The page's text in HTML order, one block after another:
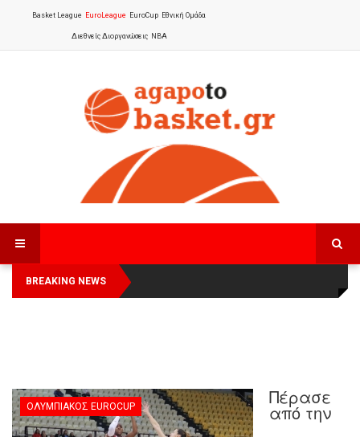
Basket League EuroLeague EuroCup Εθνική Ομάδα
Διεθνείς Διοργανώσεις NBA
BREAKING NEWS
Οι Πάνθηρες Καβάλας στην Women
Basketball League 1
Γυναικών:
ΟΛΥΜΠΙΑΚΌΣ EUROCUP Πέρασε
από την